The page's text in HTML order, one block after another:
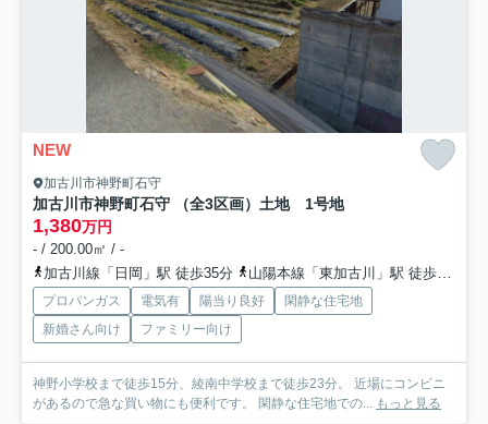
NEW
加古川市神野町石守
加古川市神野町石守 （全3区画）土地 1号地
1,380万円
- / 200.00㎡ / -
加古川線「日岡」駅 徒歩35分
山陽本線「東加古川」駅 徒歩36分
プロパンガス 電気有 陽当り良好
閑静な住宅地
新婚さん向け
ファミリー向け
神野小学校まで徒歩15分、綾南中学校まで徒歩23分。 近場にコンビニ
があるので急な買い物にも便利です。 閑静な住宅地での...
もっと見る